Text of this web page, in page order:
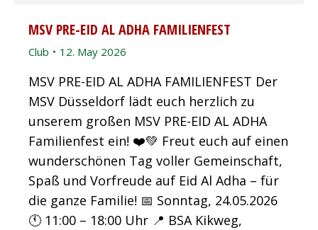
MSV PRE-EID AL ADHA FAMILIENFEST
Club 12. May 2026
MSV PRE-EID AL ADHA FAMILIENFEST Der
MSV Düsseldorf lädt euch herzlich zu
unserem großen MSV PRE-EID AL ADHA
Familienfest ein! ❤️💚 Freut euch auf einen
wunderschönen Tag voller Gemeinschaft,
Spaß und Vorfreude auf Eid Al Adha – für
die ganze Familie! 📅 Sonntag, 24.05.2026
🕚 11:00 – 18:00 Uhr 📍 BSA Kikweg,